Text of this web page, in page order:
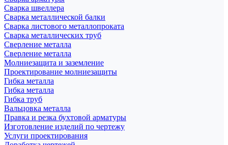
Сварка швеллера
Сварка металлической балки
Сварка листового металлопроката
Сварка металлических труб
Сверление металла
Сверление металла
Молниезащита и заземление
Проектирование молниезащиты
Гибка металла
Гибка металла
Гибка труб
Вальцовка металла
Правка и резка бухтовой арматуры
Изготовление изделий по чертежу
Услуги проектирования